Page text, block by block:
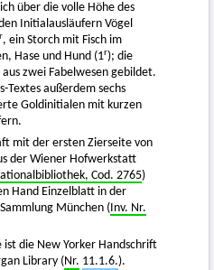
über die volle Höhe des
Initialausläufern Vögel
r, ein Storch mit Fisch im
Hase und Hund (1r); die
aus zwei Fabelwesen gebildet.
Textes außerdem sechs
Goldinitialen mit kurzen
mit der ersten Zierseite von
der Wiener Hofwerkstatt
Cod. 2765)
Hand Einzelblatt in der
München (Inv. Nr.
ist die New Yorker Handschrift
Library (Nr. 11.1.6.).